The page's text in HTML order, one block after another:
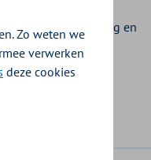
welke vergoeding en
voor u gelden.
Zo weten we
verwerken
deze cookies